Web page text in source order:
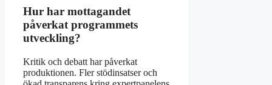
Hur har mottagandet
påverkat programmets
utveckling?
Kritik och debatt har påverkat
produktionen. Fler stödinsatser och